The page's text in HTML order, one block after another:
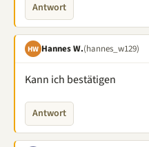
Antwort
HW Hannes W.(hannes_w129)
Kann ich bestätigen
Antwort